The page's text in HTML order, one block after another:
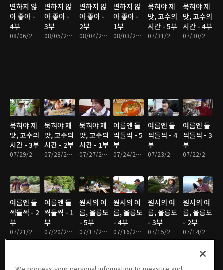
변하지 않
아 좋아 -
4부
08/06/2026 • 17분
변하지 않
아 좋아 -
3부
08/05/2026 • 18분
변하지 않
아 좋아 -
2부
08/04/2026 • 17분
변하지 않
아 좋아 -
1부
08/03/2026 • 17분
묵혀야 제
맛, 고수의
시간 - 5부
07/31/2026 • 17분
묵혀야 제
맛, 고수의
시간 - 4부
07/30/2026 • 17분
묵혀야 제
맛, 고수의
시간 - 3부
07/29/2026 • 18분
묵혀야 제
맛, 고수의
시간 - 2부
07/28/2026 • 17분
묵혀야 제
맛, 고수의
시간 - 1부
07/27/2026 • 17분
여름엔 들
썩들썩 - 5
부
07/24/2026 • 17분
여름엔 들
썩들썩 - 4
부
07/23/2026 • 17분
여름엔 들
썩들썩 - 3
부
07/22/2026 • 17분
여름엔 들
썩들썩 - 2
부
07/21/2026 • 17분
여름엔 들
썩들썩 - 1
부
07/20/2026 • 17분
원시의 여
름, 울릉도
- 5부
07/17/2026 • 17분
원시의 여
름, 울릉도
- 4부
07/16/2026 • 17분
원시의 여
름, 울릉도
- 3부
07/15/2026 • 17분
원시의 여
름, 울릉도
- 2부
07/14/2026 • 17분